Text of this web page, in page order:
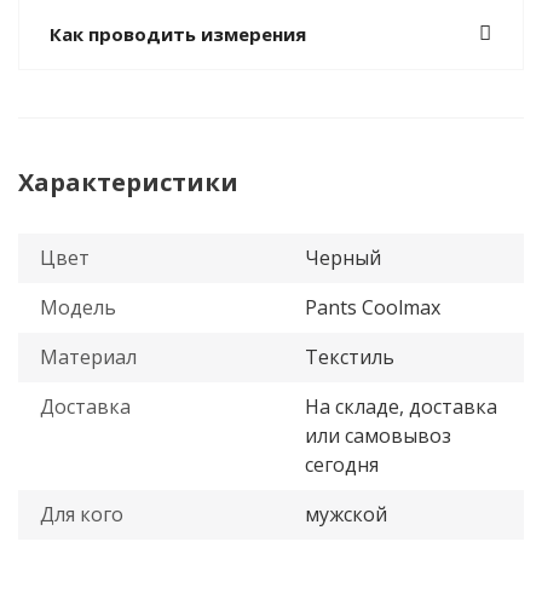
Как проводить измерения
Характеристики
Цвет
Черный
Модель
Pants Coolmax
Материал
Текстиль
Доставка
На складе, доставка
или самовывоз
сегодня
Для кого
мужской